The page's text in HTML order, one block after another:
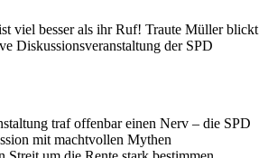
viel besser als ihr Ruf! Traute Müller blickt
Diskussionsveranstaltung der SPD
traf offenbar einen Nerv – die SPD
mit machtvollen Mythen